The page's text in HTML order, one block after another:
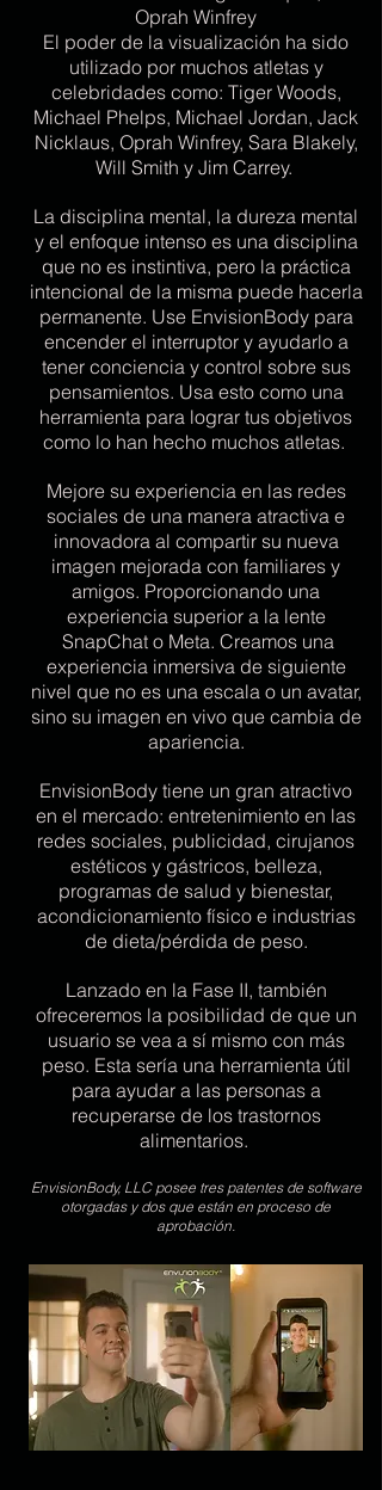
Oprah Winfrey
El poder de la visualización ha sido
utilizado por muchos atletas y
celebridades como: Tiger Woods,
Michael Phelps, Michael Jordan, Jack
Nicklaus, Oprah Winfrey, Sara Blakely,
Will Smith y Jim Carrey.
La disciplina mental, la dureza mental
y el enfoque intenso es una disciplina
que no es instintiva, pero la práctica
intencional de la misma puede hacerla
permanente. Use EnvisionBody para
encender el interruptor y ayudarlo a
tener conciencia y control sobre sus
pensamientos. Usa esto como una
herramienta para lograr tus objetivos
como lo han hecho muchos atletas.
Mejore su experiencia en las redes
sociales de una manera atractiva e
innovadora al compartir su nueva
imagen mejorada con familiares y
amigos. Proporcionando una
experiencia superior a la lente
SnapChat o Meta. Creamos una
experiencia inmersiva de siguiente
nivel que no es una escala o un avatar,
sino su imagen en vivo que cambia de
apariencia.
EnvisionBody tiene un gran atractivo
en el mercado: entretenimiento en las
redes sociales, publicidad, cirujanos
estéticos y gástricos, belleza,
programas de salud y bienestar,
acondicionamiento físico e industrias
de dieta/pérdida de peso.
Lanzado en la Fase II, también
ofreceremos la posibilidad de que un
usuario se vea a sí mismo con más
peso. Esta sería una herramienta útil
para ayudar a las personas a
recuperarse de los trastornos
alimentarios.
EnvisionBody, LLC posee tres patentes de software
otorgadas y dos que están en proceso de
aprobación.